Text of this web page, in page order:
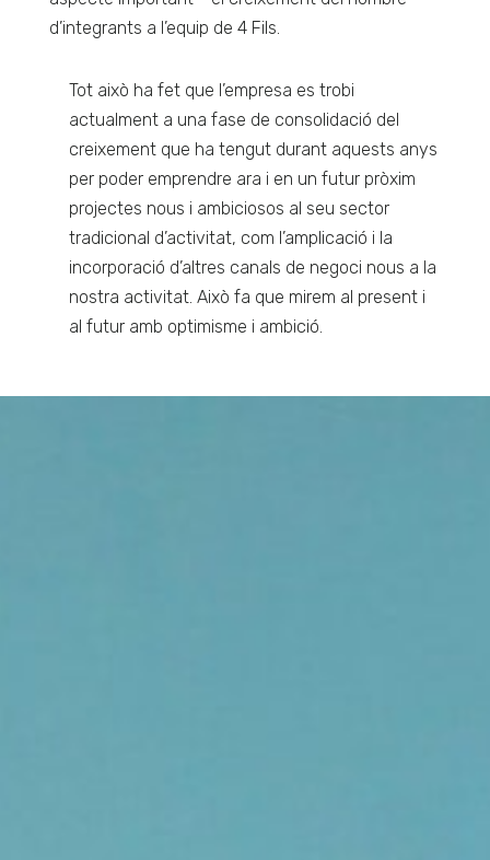
d’integrants a l’equip de 4 Fils.
Tot això ha fet que l’empresa es trobi
actualment a una fase de consolidació del
creixement que ha tengut durant aquests anys
per poder emprendre ara i en un futur pròxim
projectes nous i ambiciosos al seu sector
tradicional d’activitat, com l’amplicació i la
incorporació d’altres canals de negoci nous a la
nostra activitat. Això fa que mirem al present i
al futur amb optimisme i ambició.